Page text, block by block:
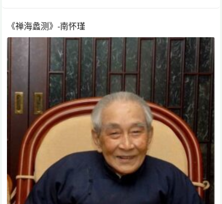
《禅海蠡测》-南怀瑾